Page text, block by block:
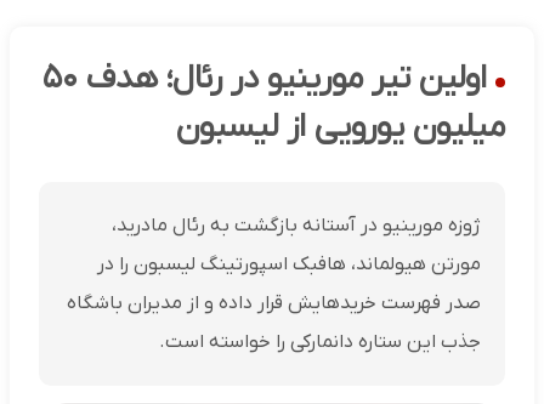
اولین تیر مورینیو در رئال؛ هدف ۵۰
میلیون یورویی از لیسبون
ژوزه مورینیو در آستانه بازگشت به رئال مادرید،
مورتن هیولماند، هافبک اسپورتینگ لیسبون را در
صدر فهرست خریدهایش قرار داده و از مدیران باشگاه
جذب این ستاره دانمارکی را خواسته است.